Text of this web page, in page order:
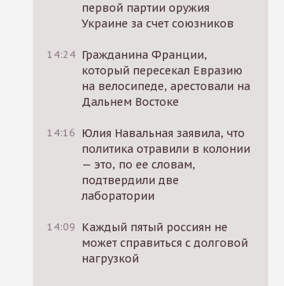
первой партии оружия
Украине за счет союзников
14:24 Гражданина Франции,
который пересекал Евразию
на велосипеде, арестовали на
Дальнем Востоке
14:16 Юлия Навальная заявила, что
политика отравили в колонии
— это, по ее словам,
подтвердили две
лаборатории
14:09 Каждый пятый россиян не
может справиться с долговой
нагрузкой